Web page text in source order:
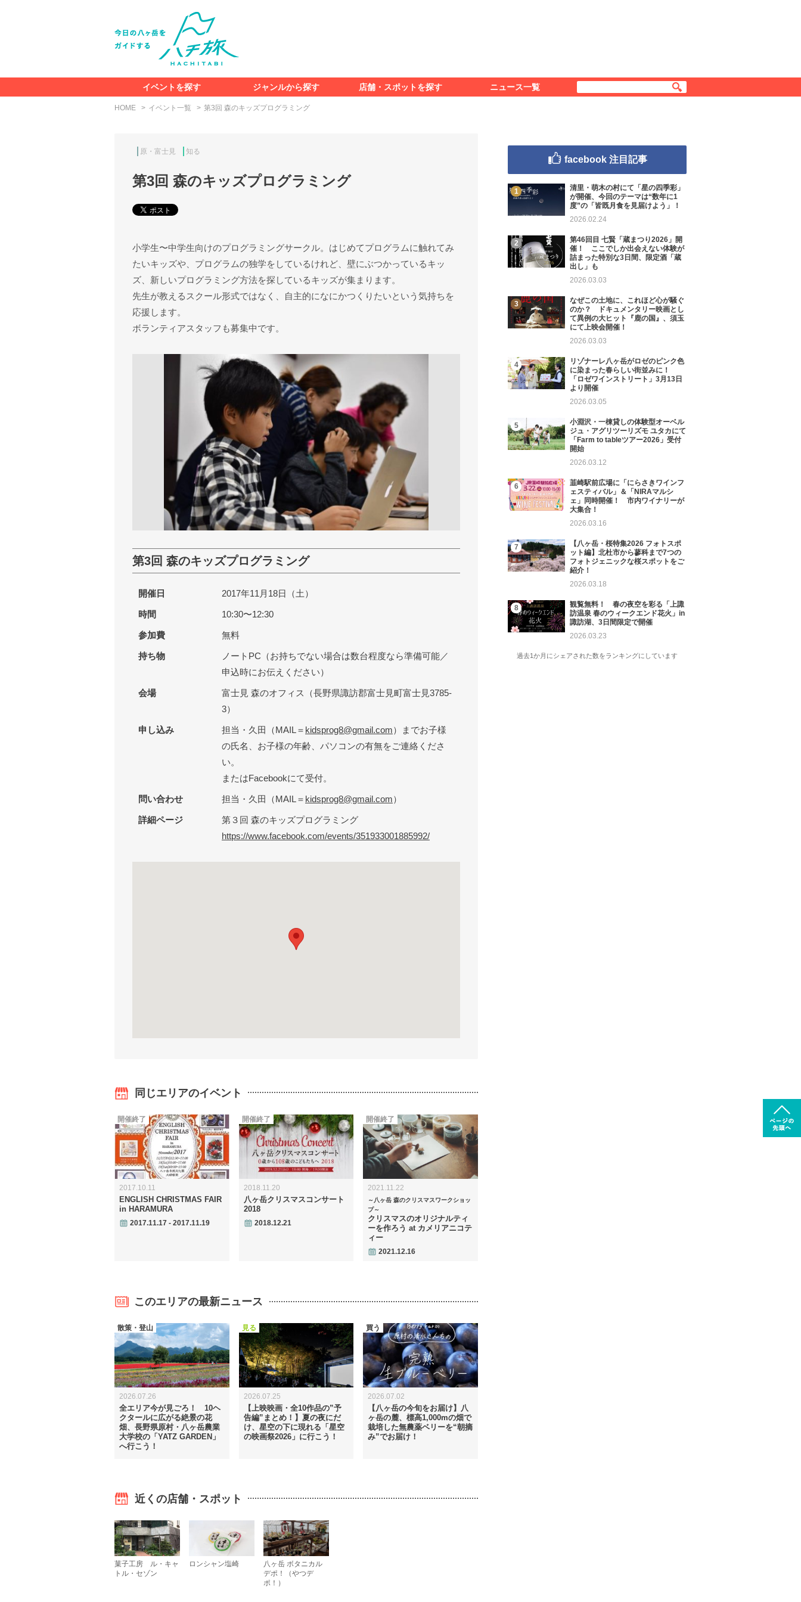
イベントを探す
ジャンルから探す
食べる
見る
知る
遊ぶ
特集＆レポート
店舗・スポットを探す ニュース一覧
HOME イベント一覧 第3回 森のキッズプログラミング
原・富士見 知る
第3回 森のキッズプログラミング
小学生〜中学生向けのプログラミングサークル。はじめてプログラムに触れてみ
たいキッズや、プログラムの独学をしているけれど、壁にぶつかっているキッ
ズ、新しいプログラミング方法を探しているキッズが集まります。
先生が教えるスクール形式ではなく、自主的になにかつくりたいという気持ちを
応援します。
ボランティアスタッフも募集中です。
第3回 森のキッズプログラミング
開催日 2017年11月18日（土）
時間 10:30〜12:30
参加費 無料
持ち物
ノートPC（お持ちでない場合は数台程度なら準備可能／
申込時にお伝えください）
会場
富士見 森のオフィス（長野県諏訪郡富士見町富士見3785-
3）
申し込み 担当・久田（MAIL＝ kidsprog8@gmail.com）までお子様
の氏名、お子様の年齢、パソコンの有無をご連絡くださ
い。
またはFacebookにて受付。
問い合わせ 担当・久田（MAIL＝ kidsprog8@gmail.com）
詳細ページ
第３回 森のキッズプログラミング
https://www.facebook.com/events/351933001885992/
同じエリアのイベント
2017.10.11
ENGLISH CHRISTMAS FAIR
in HARAMURA
2017.11.17 - 2017.11.19
開催終了
2018.11.20
八ヶ岳クリスマスコンサート
2018
2018.12.21
開催終了
2021.11.22
～八ヶ岳 森のクリスマスワークショッ
プ～
クリスマスのオリジナルティ
ーを作ろう at カメリアニコテ
ィー
2021.12.16
開催終了
このエリアの最新ニュース
2026.07.26
全エリア今が見ごろ！ 10ヘ
クタールに広がる絶景の花
畑、長野県原村・八ヶ岳農業
大学校の「YATZ GARDEN」
へ行こう！
散策・登山
2026.07.25
【上映映画・全10作品の”予
告編”まとめ！】夏の夜にだ
け、星空の下に現れる「星空
の映画祭2026」に行こう！
見る
2026.07.02
【八ヶ岳の今旬をお届け】八
ヶ岳の麓、標高1,000mの畑で
栽培した無農薬ベリーを“朝摘
み”でお届け！
買う
近くの店舗・スポット
菓子工房 ル・キャ
トル・セゾン
ロンシャン塩崎
八ヶ岳 ボタニカル
デポ！（やつデ
ポ！）
facebook 注目記事
清里・萌木の村にて「星の四季彩」
が開催、今回のテーマは“数年に1
度”の「皆既月食を見届けよう」！
2026.02.24
第46回目 七賢「蔵まつり2026」開
催！ ここでしか出会えない体験が
詰まった特別な3日間、限定酒「蔵
出し」も
2026.03.03
なぜこの土地に、これほど心が騒ぐ
のか？ ドキュメンタリー映画とし
て異例の大ヒット『鹿の国』、須玉
にて上映会開催！
2026.03.03
リゾナーレ八ヶ岳がロゼのピンク色
に染まった春らしい街並みに！
「ロゼワインストリート」3月13日
より開催
2026.03.05
小淵沢・一棟貸しの体験型オーベル
ジュ・アグリツーリズモ ユタカにて
「Farm to tableツアー2026」受付
開始
2026.03.12
韮崎駅前広場に「にらさきワインフ
ェスティバル」＆「NIRAマルシ
ェ」同時開催！ 市内ワイナリーが
大集合！
2026.03.16
【八ヶ岳・桜特集2026 フォトスポ
ット編】北杜市から蓼科まで7つの
フォトジェニックな桜スポットをご
紹介！
2026.03.18
観覧無料！ 春の夜空を彩る「上諏
訪温泉 春のウィークエンド花火」in
諏訪湖、3日間限定で開催
2026.03.23
過去1か月にシェアされた数をランキングにしています